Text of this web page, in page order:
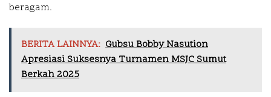
beragam.
BERITA LAINNYA: Gubsu Bobby Nasution
Apresiasi Suksesnya Turnamen MSJC Sumut
Berkah 2025